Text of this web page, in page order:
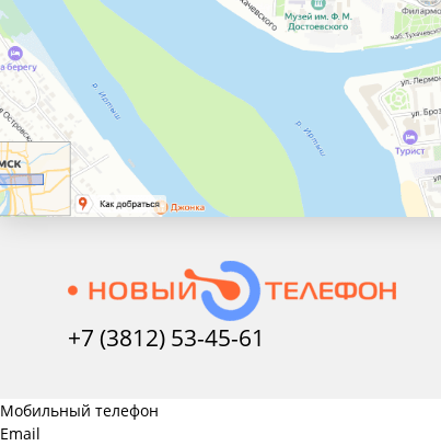
+7 (3812) 53-45-61
Мобильный телефон
Email